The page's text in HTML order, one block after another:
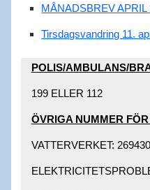
MÅNADSBREV APRIL
Tirsdagsvandring 11.
POLIS/AMBULANS/
199 ELLER 112​
ÖVRIGA NUMMER
VATTERVERKET: